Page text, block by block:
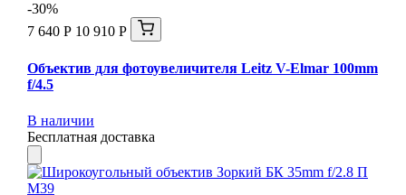
-30%
7 640 Р 10 910 Р
Объектив для фотоувеличителя Leitz V-Elmar 100mm
f/4.5
В наличии
Бесплатная доставка